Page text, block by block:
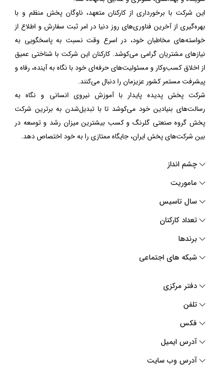
این شرکت با برخورداری از کارکنان متعهد، ناوگان پخش منظم و با
بهره‌گیری از آخرین فناوری‌های روز دنیا در امر ثبت سفارش و اطلاع از
خواسته‌های مخاطبان خود، در اسرع وقت نسبت به پاسخگویی به
نیاز‌های مشتریان گرامی می‌کوشد. کارکنان این شرکت با شناختی عمیق
از اخلاق کسب‌وکار و مسئولیت‌های حرفه‌ای خود با نگاه به آینده، رفاه و
پیشرفت مستمر کشور عزیزمان را دنبال می‌کنند.
شرکت پخش پدیده‌ پایدار با آموزش نیروی انسانی و نگاه به
رسالت‌های بنیادین خود می‌کوشد تا با تبدیل‌شدن به برترین شرکت
پخش گروه صنعتی گلرنگ و کسب بیشترین میزان رشد و توسعه در
بین شرکت‌های پخش ایران، جایگاه ممتازی را به خود اختصاص دهد.
چشم انداز
ماموریت
سال تاسیس
تعداد کارکنان
برندها
شبکه های اجتماعی
دفتر مرکزی
تلفن
فکس
آدرس ایمیل
آدرس وب سایت